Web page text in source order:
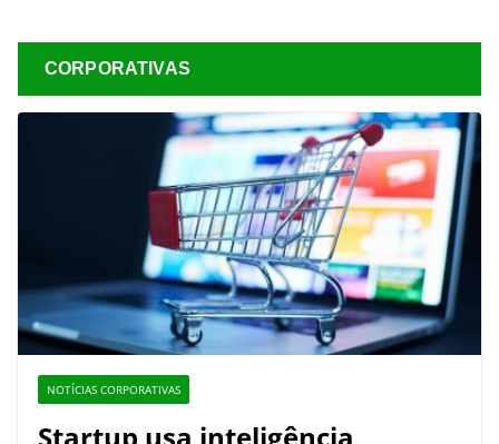
CORPORATIVAS
NOTÍCIAS CORPORATIVAS